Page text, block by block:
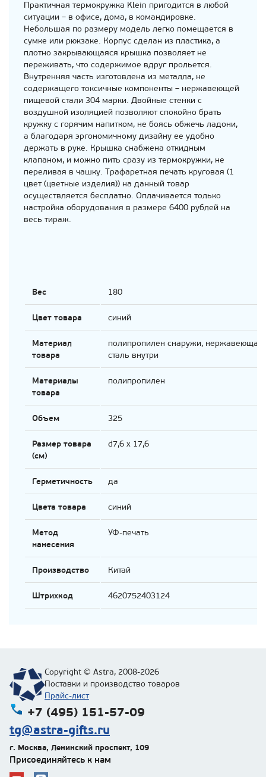
Практичная термокружка Klein пригодится в любой
ситуации – в офисе, дома, в командировке.
Небольшая по размеру модель легко помещается в
сумке или рюкзаке. Корпус сделан из пластика, а
плотно закрывающаяся крышка позволяет не
переживать, что содержимое вдруг прольется.
Внутренняя часть изготовлена из металла, не
содержащего токсичные компоненты – нержавеющей
пищевой стали 304 марки. Двойные стенки с
воздушной изоляцией позволяют спокойно брать
кружку с горячим напитком, не боясь обжечь ладони,
а благодаря эргономичному дизайну ее удобно
держать в руке. Крышка снабжена откидным
клапаном, и можно пить сразу из термокружки, не
переливая в чашку. Трафаретная печать круговая (1
цвет (цветные изделия)) на данный товар
осуществляется бесплатно. Оплачивается только
настройка оборудования в размере 6400 рублей на
весь тираж.
Вес 180
Цвет товара синий
Материал
товара
полипропилен снаружи, нержавеющая
сталь внутри
Материалы
товара
полипропилен
Объем 325
Размер товара
(см)
d7,6 х 17,6
Герметичность да
Цвета товара синий
Метод
нанесения
УФ-печать
Производство Китай
Штрихкод 4620752403124
Copyright © Astra, 2008-2026
Поставки и производство товаров
Прайс-лист
+7 (495) 151-57-09
tg@astra-gifts.ru
г. Москва, Ленинский проспект, 109
Присоединяйтесь к нам